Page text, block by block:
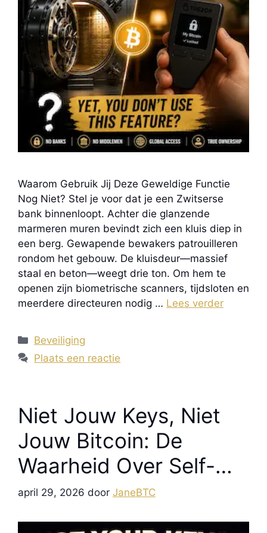
Waarom Gebruik Jij Deze Geweldige Functie
Nog Niet? Stel je voor dat je een Zwitserse
bank binnenloopt. Achter die glanzende
marmeren muren bevindt zich een kluis diep in
een berg. Gewapende bewakers patrouilleren
rondom het gebouw. De kluisdeur—massief
staal en beton—weegt drie ton. Om hem te
openen zijn biometrische scanners, tijdsloten en
meerdere directeuren nodig … Lees verder
Categorieën
Beveiliging
Plaats een reactie
Niet Jouw Keys, Niet
Jouw Bitcoin: De
Waarheid Over Self-
Custody
april 29, 2026 door JaneBTC